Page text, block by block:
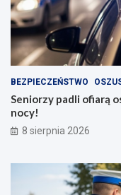
BEZPIECZEŃSTWO
Seniorzy padli ofiarą
nocy!
8 sierpnia 2026